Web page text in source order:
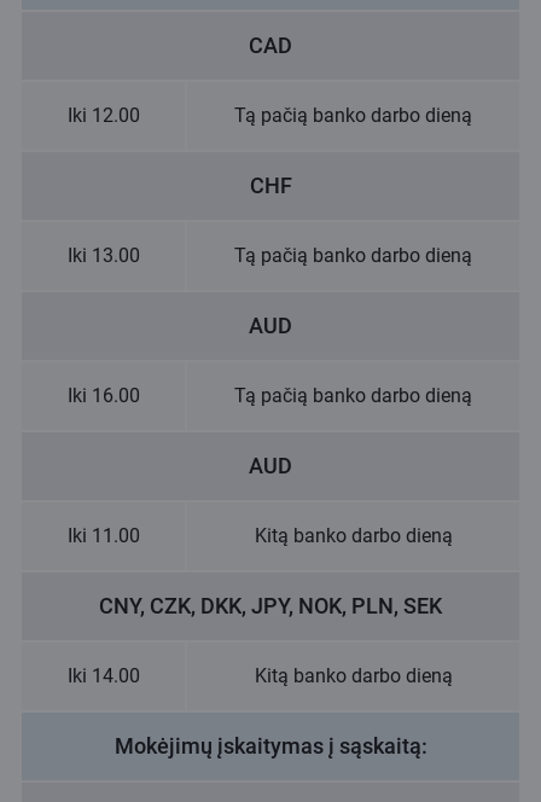
CAD
Iki 12.00 Tą pačią banko darbo dieną
CHF
Iki 13.00 Tą pačią banko darbo dieną
AUD
Iki 16.00 Tą pačią banko darbo dieną
AUD
Iki 11.00 Kitą banko darbo dieną
CNY, CZK, DKK, JPY, NOK, PLN, SEK
Iki 14.00 Kitą banko darbo dieną
Mokėjimų įskaitymas į sąskaitą: